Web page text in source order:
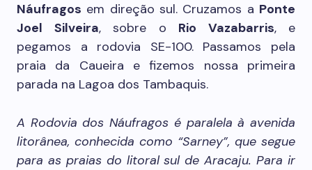
Náufragos em direção sul. Cruzamos a Ponte
Joel Silveira, sobre o Rio Vazabarris, e
pegamos a rodovia SE-100. Passamos pela
praia da Caueira e fizemos nossa primeira
parada na Lagoa dos Tambaquis.
A Rodovia dos Náufragos é paralela à avenida
litorânea, conhecida como “Sarney”, que segue
para as praias do litoral sul de Aracaju. Para ir